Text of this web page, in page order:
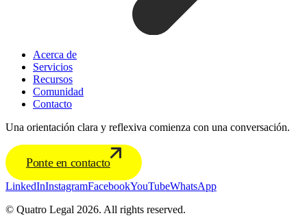
Acerca de
Servicios
Recursos
Comunidad
Contacto
Una orientación clara y reflexiva comienza con una conversación.
Ponte en contacto
LinkedInInstagramFacebookYouTubeWhatsApp
© Quatro Legal 2026. All rights reserved.